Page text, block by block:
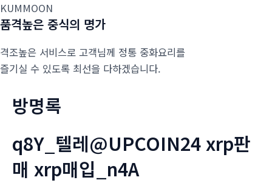
KUMMOON
품격높은 중식의 명가
격조높은 서비스로 고객님께 정통 중화요리를
즐기실 수 있도록 최선을 다하겠습니다.
방명록
q8Y_텔레@UPCOIN24 xrp판
매 xrp매입_n4A